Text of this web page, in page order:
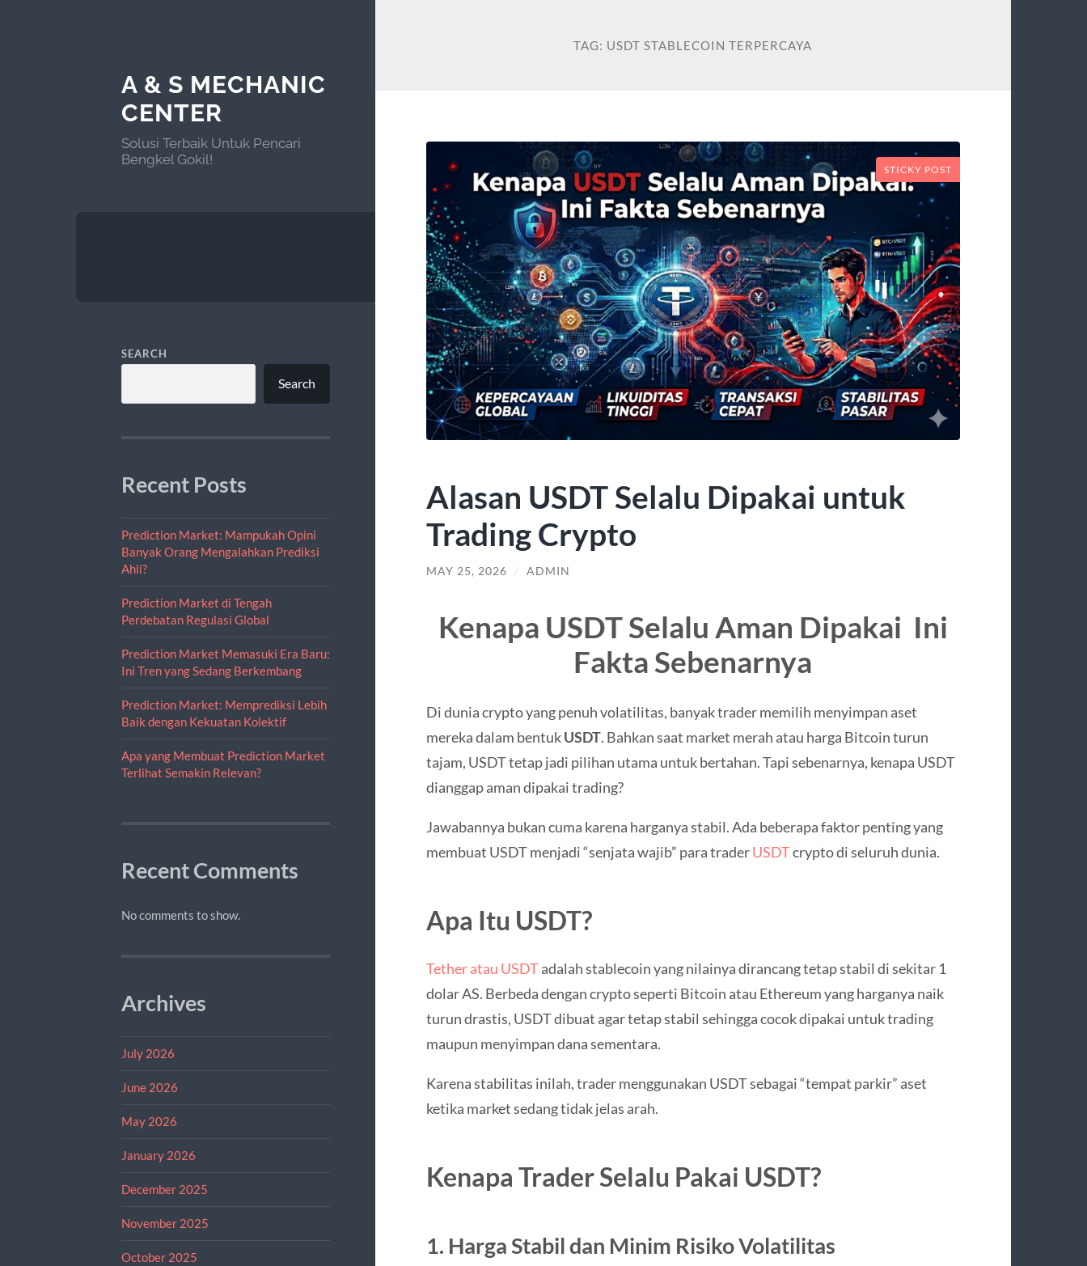
A & S MECHANIC
CENTER
Solusi Terbaik Untuk Pencari
Bengkel Gokil!
SEARCH
Search
Recent Posts
Prediction Market: Mampukah Opini
Banyak Orang Mengalahkan Prediksi
Ahli?
Prediction Market di Tengah
Perdebatan Regulasi Global
Prediction Market Memasuki Era Baru:
Ini Tren yang Sedang Berkembang
Prediction Market: Memprediksi Lebih
Baik dengan Kekuatan Kolektif
Apa yang Membuat Prediction Market
Terlihat Semakin Relevan?
Recent Comments
No comments to show.
Archives
July 2026
June 2026
May 2026
January 2026
December 2025
November 2025
October 2025
TAG: USDT STABLECOIN TERPERCAYA
STICKY POST
Alasan USDT Selalu Dipakai untuk
Trading Crypto
MAY 25, 2026 / ADMIN
Kenapa USDT Selalu Aman Dipakai Ini
Fakta Sebenarnya
Di dunia crypto yang penuh volatilitas, banyak trader memilih menyimpan aset
mereka dalam bentukUSDT. Bahkan saat market merah atau harga Bitcoin turun
tajam, USDT tetap jadi pilihan utama untuk bertahan. Tapi sebenarnya, kenapa USDT
dianggap aman dipakai trading?
Jawabannya bukan cuma karena harganya stabil. Ada beberapa faktor penting yang
membuat USDT menjadi “senjata wajib” para traderUSDTcrypto di seluruh dunia.
Apa Itu USDT?
Tetheratau USDTadalah stablecoin yang nilainya dirancang tetap stabil di sekitar 1
dolar AS. Berbeda dengan crypto seperti Bitcoin atau Ethereumyang harganya naik
turun drastis, USDT dibuat agar tetap stabil sehingga cocok dipakai untuk trading
maupun menyimpan dana sementara.
Karena stabilitas inilah, trader menggunakan USDT sebagai “tempat parkir” aset
ketika market sedang tidak jelas arah.
Kenapa Trader Selalu Pakai USDT?
1. Harga Stabil dan Minim Risiko Volatilitas